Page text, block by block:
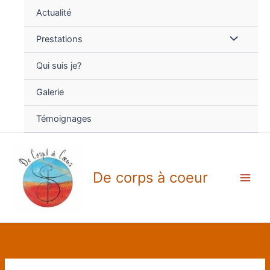
Actualité
Prestations
Qui suis je?
Galerie
Témoignages
De corps à coeur